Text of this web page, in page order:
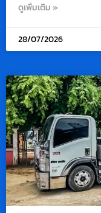
ดูเพิ่มเติม »
28/07/2026